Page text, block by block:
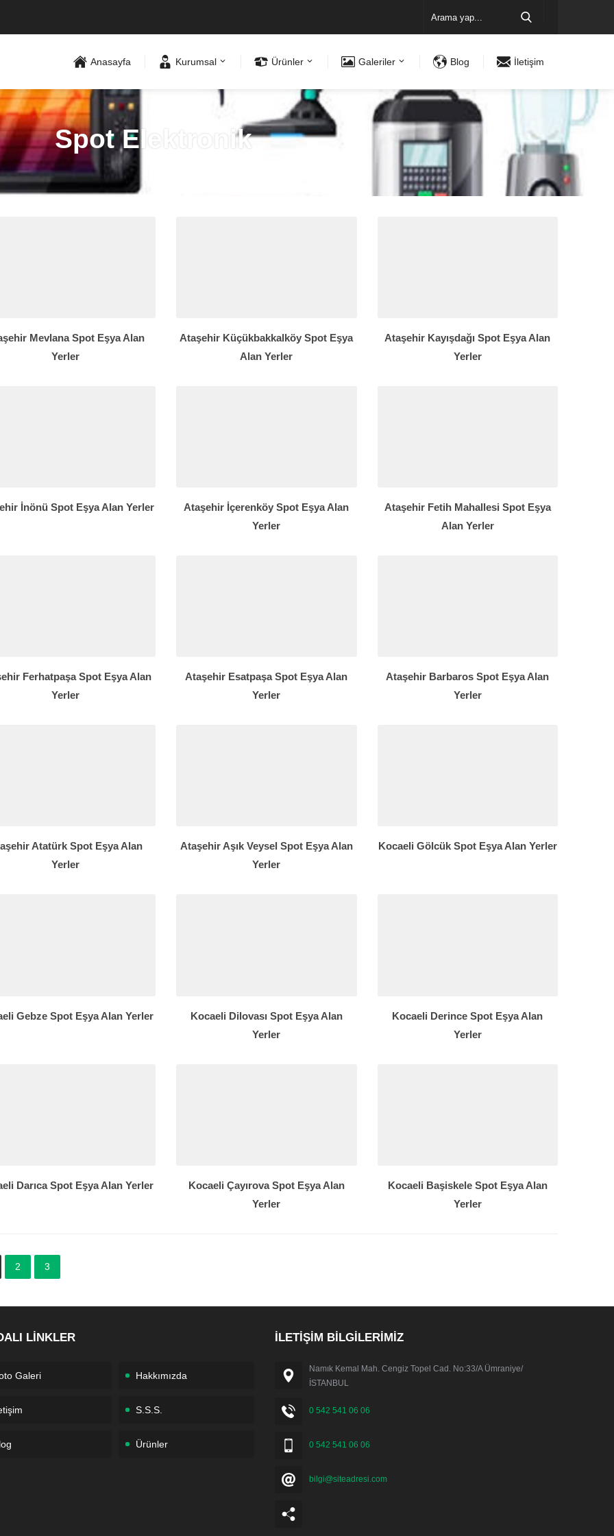
Anasayfa Kurumsal Ürünler Galeriler Blog İletişim
Spot Elektronik
Mevlana Spot Eşya Alan
Yerler
Ataşehir Küçükbakkalköy Spot Eşya
Alan Yerler
Ataşehir Kayışdağı Spot Eşya Alan
Yerler
İnönü Spot Eşya Alan Yerler
Ataşehir İçerenköy Spot Eşya Alan
Yerler
Ataşehir Fetih Mahallesi Spot Eşya
Alan Yerler
Ferhatpaşa Spot Eşya Alan
Yerler
Ataşehir Esatpaşa Spot Eşya Alan
Yerler
Ataşehir Barbaros Spot Eşya Alan
Yerler
Atatürk Spot Eşya Alan
Yerler
Ataşehir Aşık Veysel Spot Eşya Alan
Yerler
Kocaeli Gölcük Spot Eşya Alan Yerler
Gebze Spot Eşya Alan Yerler
Kocaeli Dilovası Spot Eşya Alan
Yerler
Kocaeli Derince Spot Eşya Alan
Yerler
Darıca Spot Eşya Alan Yerler
Kocaeli Çayırova Spot Eşya Alan
Yerler
Kocaeli Başiskele Spot Eşya Alan
Yerler
2 3
LİNKLER
Galeri Hakkımızda
S.S.S.
Ürünler
İLETİŞİM BİLGİLERİMİZ
Namık Kemal Mah. Cengiz Topel Cad. No:33/A Ümraniye/
İSTANBUL
0 542 541 06 06
0 542 541 06 06
bilgi@siteadresi.com